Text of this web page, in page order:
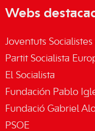
Webs
Joventuts
Partit Socialista
El Socialista
Fundación Pablo
Fundació Gabriel
PSOE